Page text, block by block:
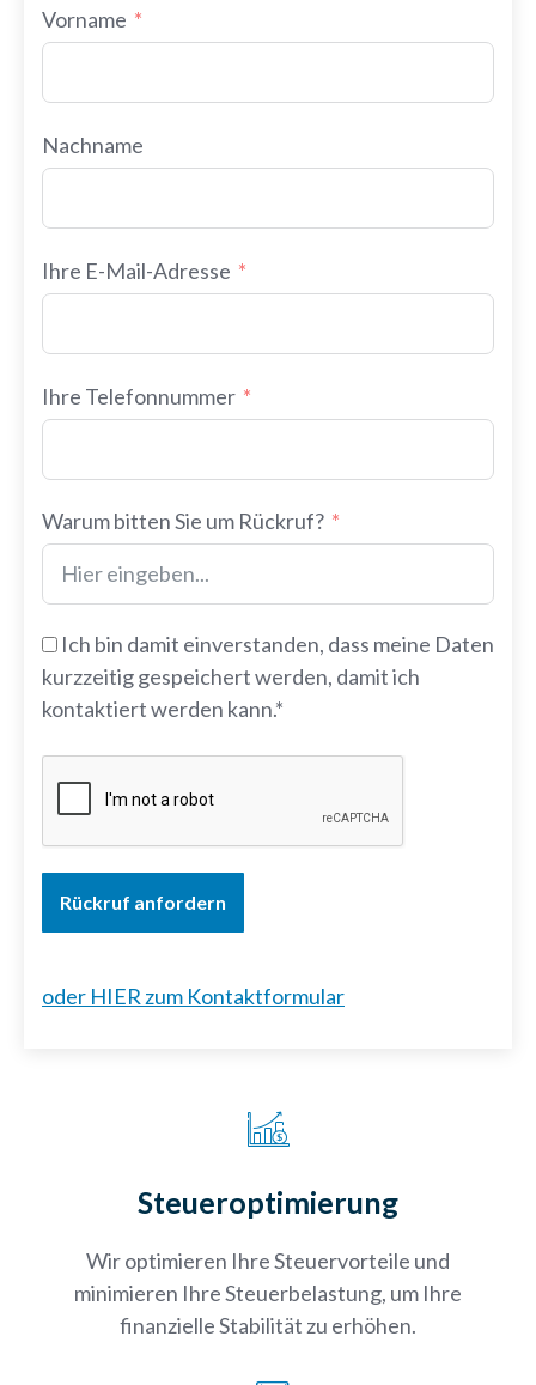
Vorname
Nachname
Ihre E-Mail-Adresse
Ihre Telefonnummer
Warum bitten Sie um Rückruf?
Ich bin damit einverstanden, dass meine Daten
kurzzeitig gespeichert werden, damit ich
kontaktiert werden kann.*
Rückruf anfordern
oder HIER zum Kontaktformular
Steueroptimierung
Wir optimieren Ihre Steuervorteile und
minimieren Ihre Steuerbelastung, um Ihre
finanzielle Stabilität zu erhöhen.